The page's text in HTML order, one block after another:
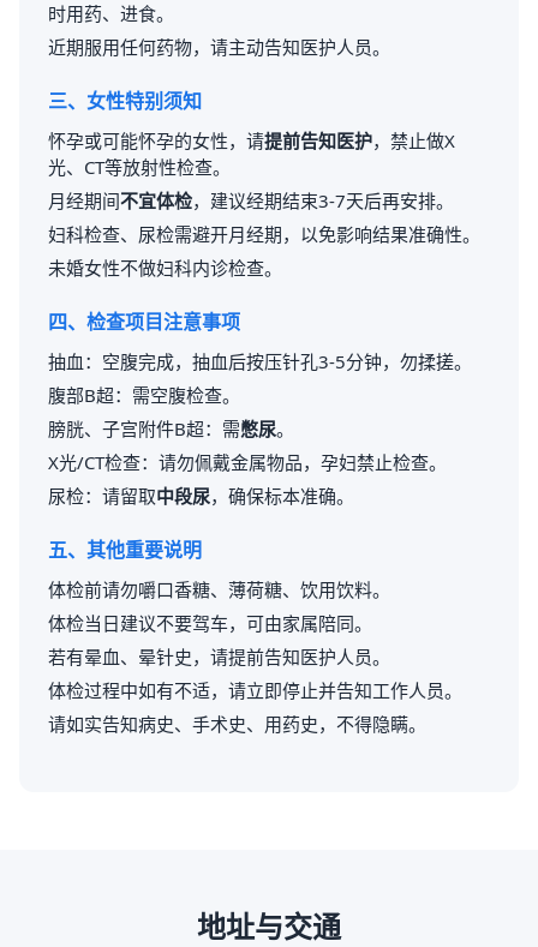
时用药、进食。
近期服用任何药物，请主动告知医护人员。
三、女性特别须知
怀孕或可能怀孕的女性，请提前告知医护，禁止做X
光、CT等放射性检查。
月经期间不宜体检，建议经期结束3-7天后再安排。
妇科检查、尿检需避开月经期，以免影响结果准确性。
未婚女性不做妇科内诊检查。
四、检查项目注意事项
抽血：空腹完成，抽血后按压针孔3-5分钟，勿揉搓。
腹部B超：需空腹检查。
膀胱、子宫附件B超：需憋尿。
X光/CT检查：请勿佩戴金属物品，孕妇禁止检查。
尿检：请留取中段尿，确保标本准确。
五、其他重要说明
体检前请勿嚼口香糖、薄荷糖、饮用饮料。
体检当日建议不要驾车，可由家属陪同。
若有晕血、晕针史，请提前告知医护人员。
体检过程中如有不适，请立即停止并告知工作人员。
请如实告知病史、手术史、用药史，不得隐瞒。
地址与交通